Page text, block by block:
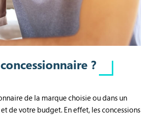
?
de la marque choisie ou dans un
de votre budget. En effet, les concessions